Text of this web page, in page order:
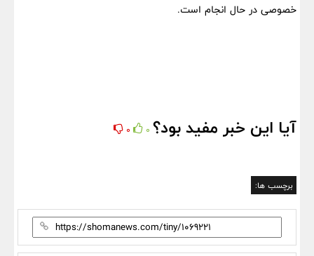
خصوصی در حال انجام است.
آیا این خبر مفید بود؟ 0
0
برچسب ها: